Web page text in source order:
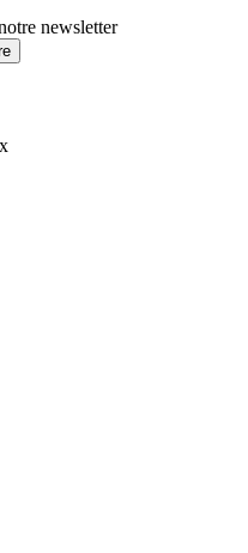
newsletter